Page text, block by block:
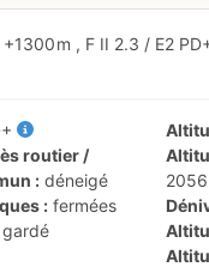
+1300 m , F II 2.3 / E2
routier /
déneigé
fermées
2056